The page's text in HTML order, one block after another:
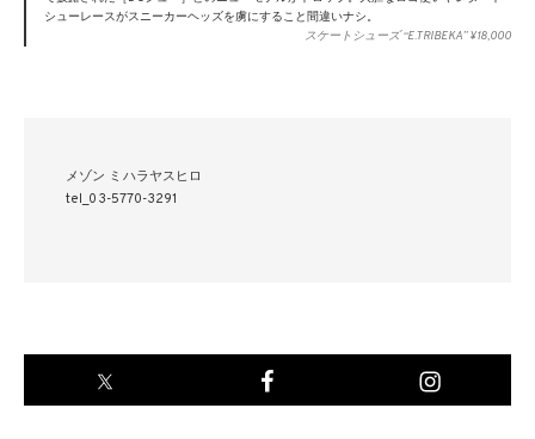
シューレースがスニーカーヘッズを虜にすること間違いナシ。
スケートシューズ “E.TRIBEKA” ¥18,000
メゾン ミハラヤスヒロ
tel_03-5770-3291